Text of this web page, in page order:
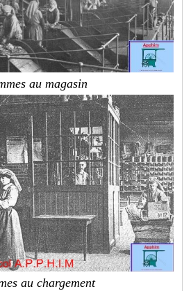
au magasin
au chargement